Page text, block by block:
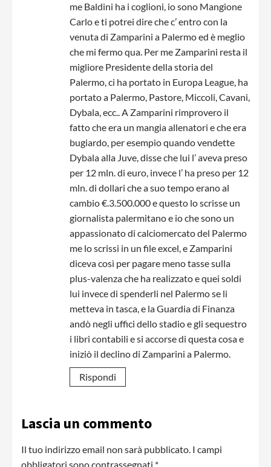
me Baldini ha i coglioni, io sono Mangione
Carlo e ti potrei dire che c’ entro con la
venuta di Zamparini a Palermo ed è meglio
che mi fermo qua. Per me Zamparini resta il
migliore Presidente della storia del
Palermo, ci ha portato in Europa League, ha
portato a Palermo, Pastore, Miccoli, Cavani,
Dybala, ecc.. A Zamparini rimprovero il
fatto che era un mangia allenatori e che era
bugiardo, per esempio quando vendette
Dybala alla Juve, disse che lui l’ aveva preso
per 12 mln. di euro, invece l’ ha preso per 12
mln. di dollari che a suo tempo erano al
cambio €.3.500.000 e questo lo scrisse un
giornalista palermitano e io che sono un
appassionato di calciomercato del Palermo
me lo scrissi in un file excel, e Zamparini
diceva così per pagare meno tasse sulla
plus-valenza che ha realizzato e quei soldi
lui invece di spenderli nel Palermo se li
metteva in tasca, e la Guardia di Finanza
andò negli uffici dello stadio e gli sequestro
i libri contabili e si accorse di questa cosa e
iniziò il declino di Zamparini a Palermo.
Rispondi
Lascia un commento
Il tuo indirizzo email non sarà pubblicato. I campi
obbligatori sono contrassegnati *